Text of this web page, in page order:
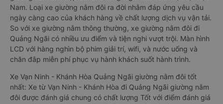
Nam. Loại xe giường nằm đôi ra đời nhằm đáp ứng yêu cầu
ngày càng cao của khách hàng về chất lượng dịch vụ vận tải.
So với xe giường nằm thông thường, xe giường nằm đôi đi
Quảng Ngãi có nhiều ưu điểm và tiện nghi vượt trội. Màn hình
LCD với hàng nghìn bộ phim giải trí, wifi, và nước uống và
chăn đắp miễn phí phục vụ hành khách suốt hành trình.
Xe Vạn Ninh - Khánh Hòa Quảng Ngãi giường nằm đôi tốt
nhất: Xe từ Vạn Ninh - Khánh Hòa đi Quảng Ngãi giường nằm
đôi được đánh giá chung có chất lượng Tốt với điểm đánh giá